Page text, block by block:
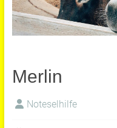
Merlin
Noteselhilfe